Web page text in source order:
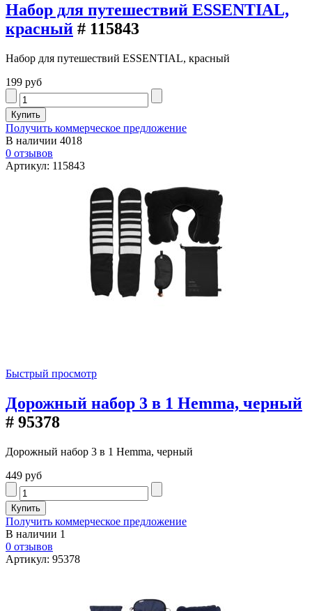
Набор для путешествий ESSENTIAL,
красный # 115843
Набор для путешествий ESSENTIAL, красный
199 руб
Получить коммерческое предложение
В наличии 4018
0 отзывов
Артикул: 115843
Быстрый просмотр
Дорожный набор 3 в 1 Hemma, черный
# 95378
Дорожный набор 3 в 1 Hemma, черный
449 руб
Получить коммерческое предложение
В наличии 1
0 отзывов
Артикул: 95378